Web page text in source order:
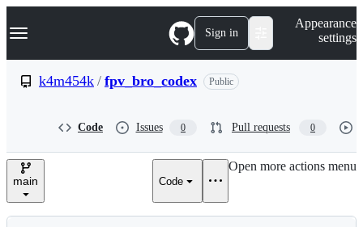
k
p
e
Navigation Menu Sign in
Appearance
settings
k4m454k / fpv_bro_codex Public
Code Issues 0 Pull requests 0
main Code
Open more actions menu